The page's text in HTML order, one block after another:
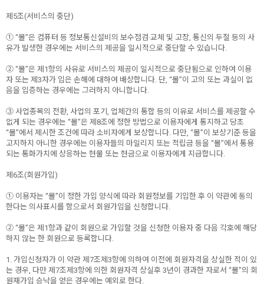
제5조(서비스의 중단)
① “몰”은 컴퓨터 등 정보통신설비의 보수점검·교체 및 고장, 통신의 두절 등의 사
유가 발생한 경우에는 서비스의 제공을 일시적으로 중단할 수 있습니다.
② “몰”은 제1항의 사유로 서비스의 제공이 일시적으로 중단됨으로 인하여 이용
자 또는 제3자가 입은 손해에 대하여 배상합니다. 단, “몰”이 고의 또는 과실이 없
음을 입증하는 경우에는 그러하지 아니합니다.
③ 사업종목의 전환, 사업의 포기, 업체간의 통합 등의 이유로 서비스를 제공할 수
없게 되는 경우에는 “몰”은 제8조에 정한 방법으로 이용자에게 통지하고 당초
“몰”에서 제시한 조건에 따라 소비자에게 보상합니다. 다만, “몰”이 보상기준 등을
고지하지 아니한 경우에는 이용자들의 마일리지 또는 적립금 등을 “몰”에서 통용
되는 통화가치에 상응하는 현물 또는 현금으로 이용자에게 지급합니다.
제6조(회원가입)
① 이용자는 “몰”이 정한 가입 양식에 따라 회원정보를 기입한 후 이 약관에 동의
한다는 의사표시를 함으로서 회원가입을 신청합니다.
② “몰”은 제1항과 같이 회원으로 가입할 것을 신청한 이용자 중 다음 각호에 해당
하지 않는 한 회원으로 등록합니다.
1. 가입신청자가 이 약관 제7조제3항에 의하여 이전에 회원자격을 상실한 적이 있
는 경우, 다만 제7조제3항에 의한 회원자격 상실후 3년이 경과한 자로서 “몰”의 회
원재가입 승낙을 얻은 경우에는 예외로 한다.